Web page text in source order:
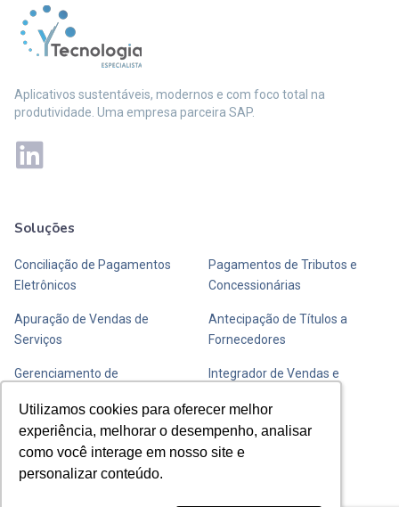
Utilizamos cookies para oferecer melhor
experiência, melhorar o desempenho, analisar
como você interage em nosso site e
personalizar conteúdo.
Utilizamos cookies para oferecer melhor
experiência, melhorar o desempenho, analisar
como você interage em nosso site e
personalizar conteúdo.
Aplicativos sustentáveis, modernos e com foco total na
produtividade. Uma empresa parceira SAP.
Soluções
Conciliação de Pagamentos
Eletrônicos
Apuração de Vendas de
Serviços
Gerenciamento de
Pagamentos de Tributos e
Concessionárias
Antecipação de Títulos a
Fornecedores
Integrador de Vendas e
Entre em contato com a Y